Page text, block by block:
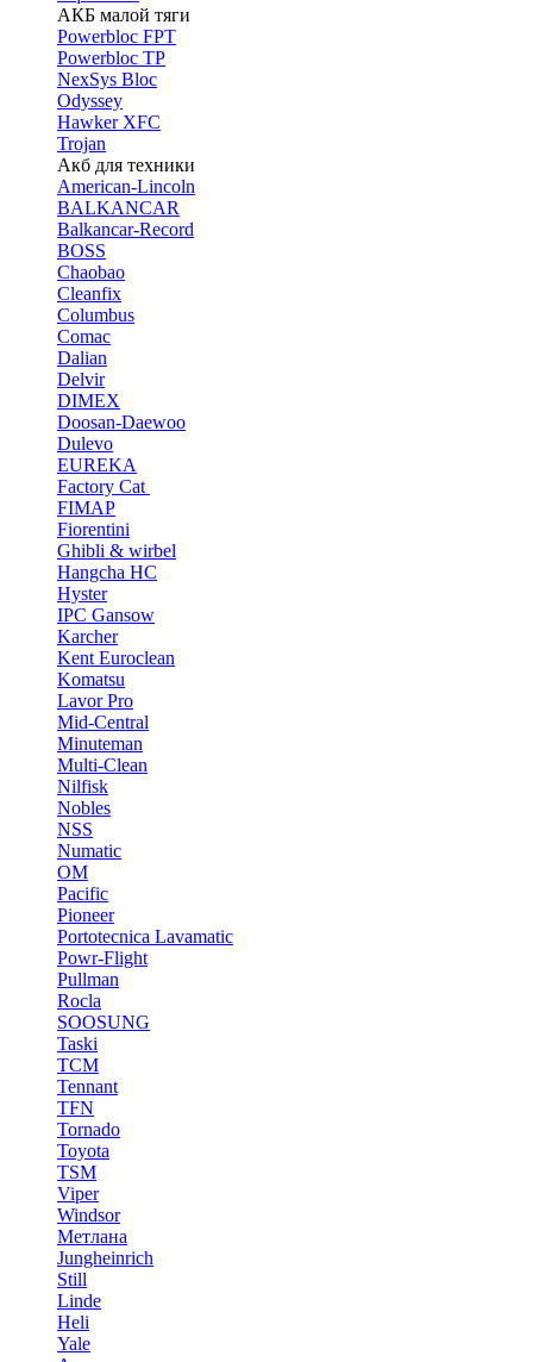
АКБ малой тяги
Powerbloc FPT
Powerbloc TP
NexSys Bloc
Odyssey
Hawker XFC
Trojan
Акб для техники
American-Lincoln
BALKANCAR
Balkancar-Record
BOSS
Chaobao
Cleanfix
Columbus
Comac
Dalian
Delvir
DIMEX
Doosan-Daewoo
Dulevo
EUREKA
Factory Cat
FIMAP
Fiorentini
Ghibli & wirbel
Hangcha HC
Hyster
IPC Gansow
Karcher
Kent Euroclean
Komatsu
Lavor Pro
Mid-Central
Minuteman
Multi-Clean
Nilfisk
Nobles
NSS
Numatic
OM
Pacific
Pioneer
Portotecnica Lavamatic
Powr-Flight
Pullman
Rocla
SOOSUNG
Taski
TCM
Tennant
TFN
Tornado
Toyota
TSM
Viper
Windsor
Метлана
Jungheinrich
Still
Linde
Heli
Yale